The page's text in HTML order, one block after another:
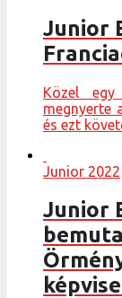
Junior
Közel
megnyerte
és ezt
Junior 2022
Junior